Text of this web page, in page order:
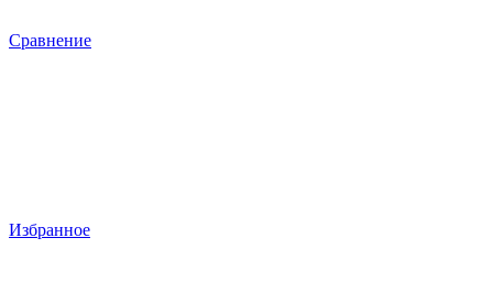
Сравнение
Избранное